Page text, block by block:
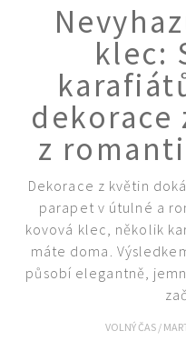
klec:
dekorace
z
Dekorace z květin
parapet v útulné a
kovová klec, několik
máte doma.
působí elegantně,
VOLNÝ ČAS /